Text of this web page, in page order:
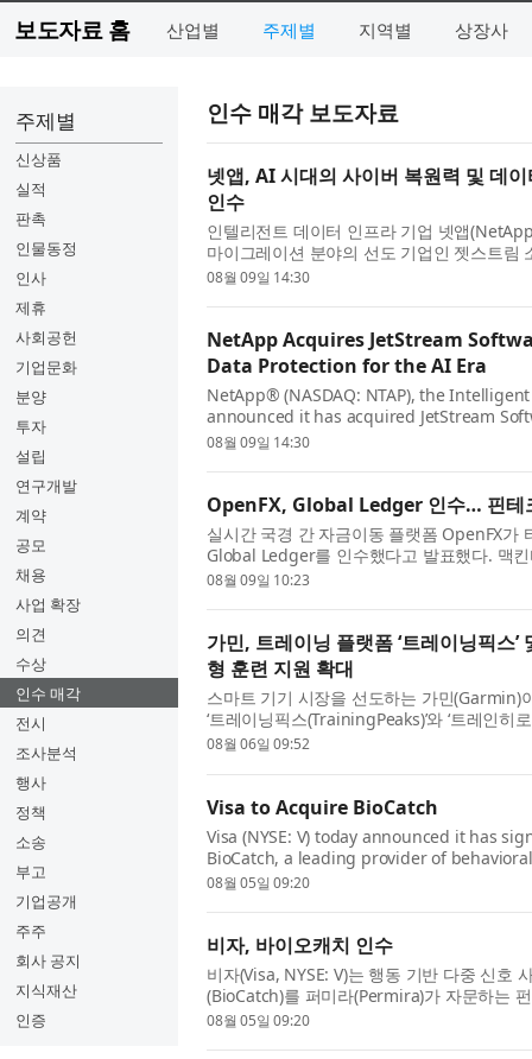
보도자료 홈 산업별 주제별 지역별 상장사
주제별
신상품
실적
판촉
인물동정
인사
제휴
사회공헌
기업문화
분양
투자
설립
연구개발
계약
공모
채용
사업 확장
의견
수상
인수 매각
전시
조사분석
행사
정책
소송
부고
기업공개
주주
회사 공지
지식재산
인증
인수 매각 보도자료
넷앱, AI 시대의 사이버 복원력 및 데
인수
인텔리전트 데이터 인프라 기업 넷앱
마이그레이션 분야의 선도 기업인 젯스트
발표했다. 기업 고객들은 핵심 애플리케이
08월 09일 14:30
NetApp Acquires JetStream
Data Protection for the AI Era
NetApp® (NASDAQ: NTAP), the
announced it has acquired JetStream
and migration. Enterprise customers
08월 09일 14:30
OpenFX, Global Ledger 인수… 핀테
실시간 국경 간 자금이동 플랫폼 OpenFX
Global Ledger를 인수했다고 발표했다. 맥
보유하고 기업가치가 7억달러 이상으로 평
08월 09일 10:23
가민, 트레이닝 플랫폼 ‘트레이닝픽스’
형 훈련 지원 확대
스마트 기기 시장을 선도하는 가민(Garmin)
‘트레이닝픽스(TrainingPeaks)’와 ‘트레인
은 피트니스 및 웰니스 생태계 전반에 새로
08월 06일 09:52
Visa to Acquire BioCatch
Visa (NYSE: V) today announced it has
BioCatch, a leading provider of
funds advised by Permira and other
08월 05일 09:20
비자, 바이오캐치 인수
비자(Visa, NYSE: V)는 행동 기반 다중 신호
(BioCatch)를 퍼미라(Permira)가 자문하는
하기 위한 최종 계약을 체결했다고 발표했
08월 05일 09:20